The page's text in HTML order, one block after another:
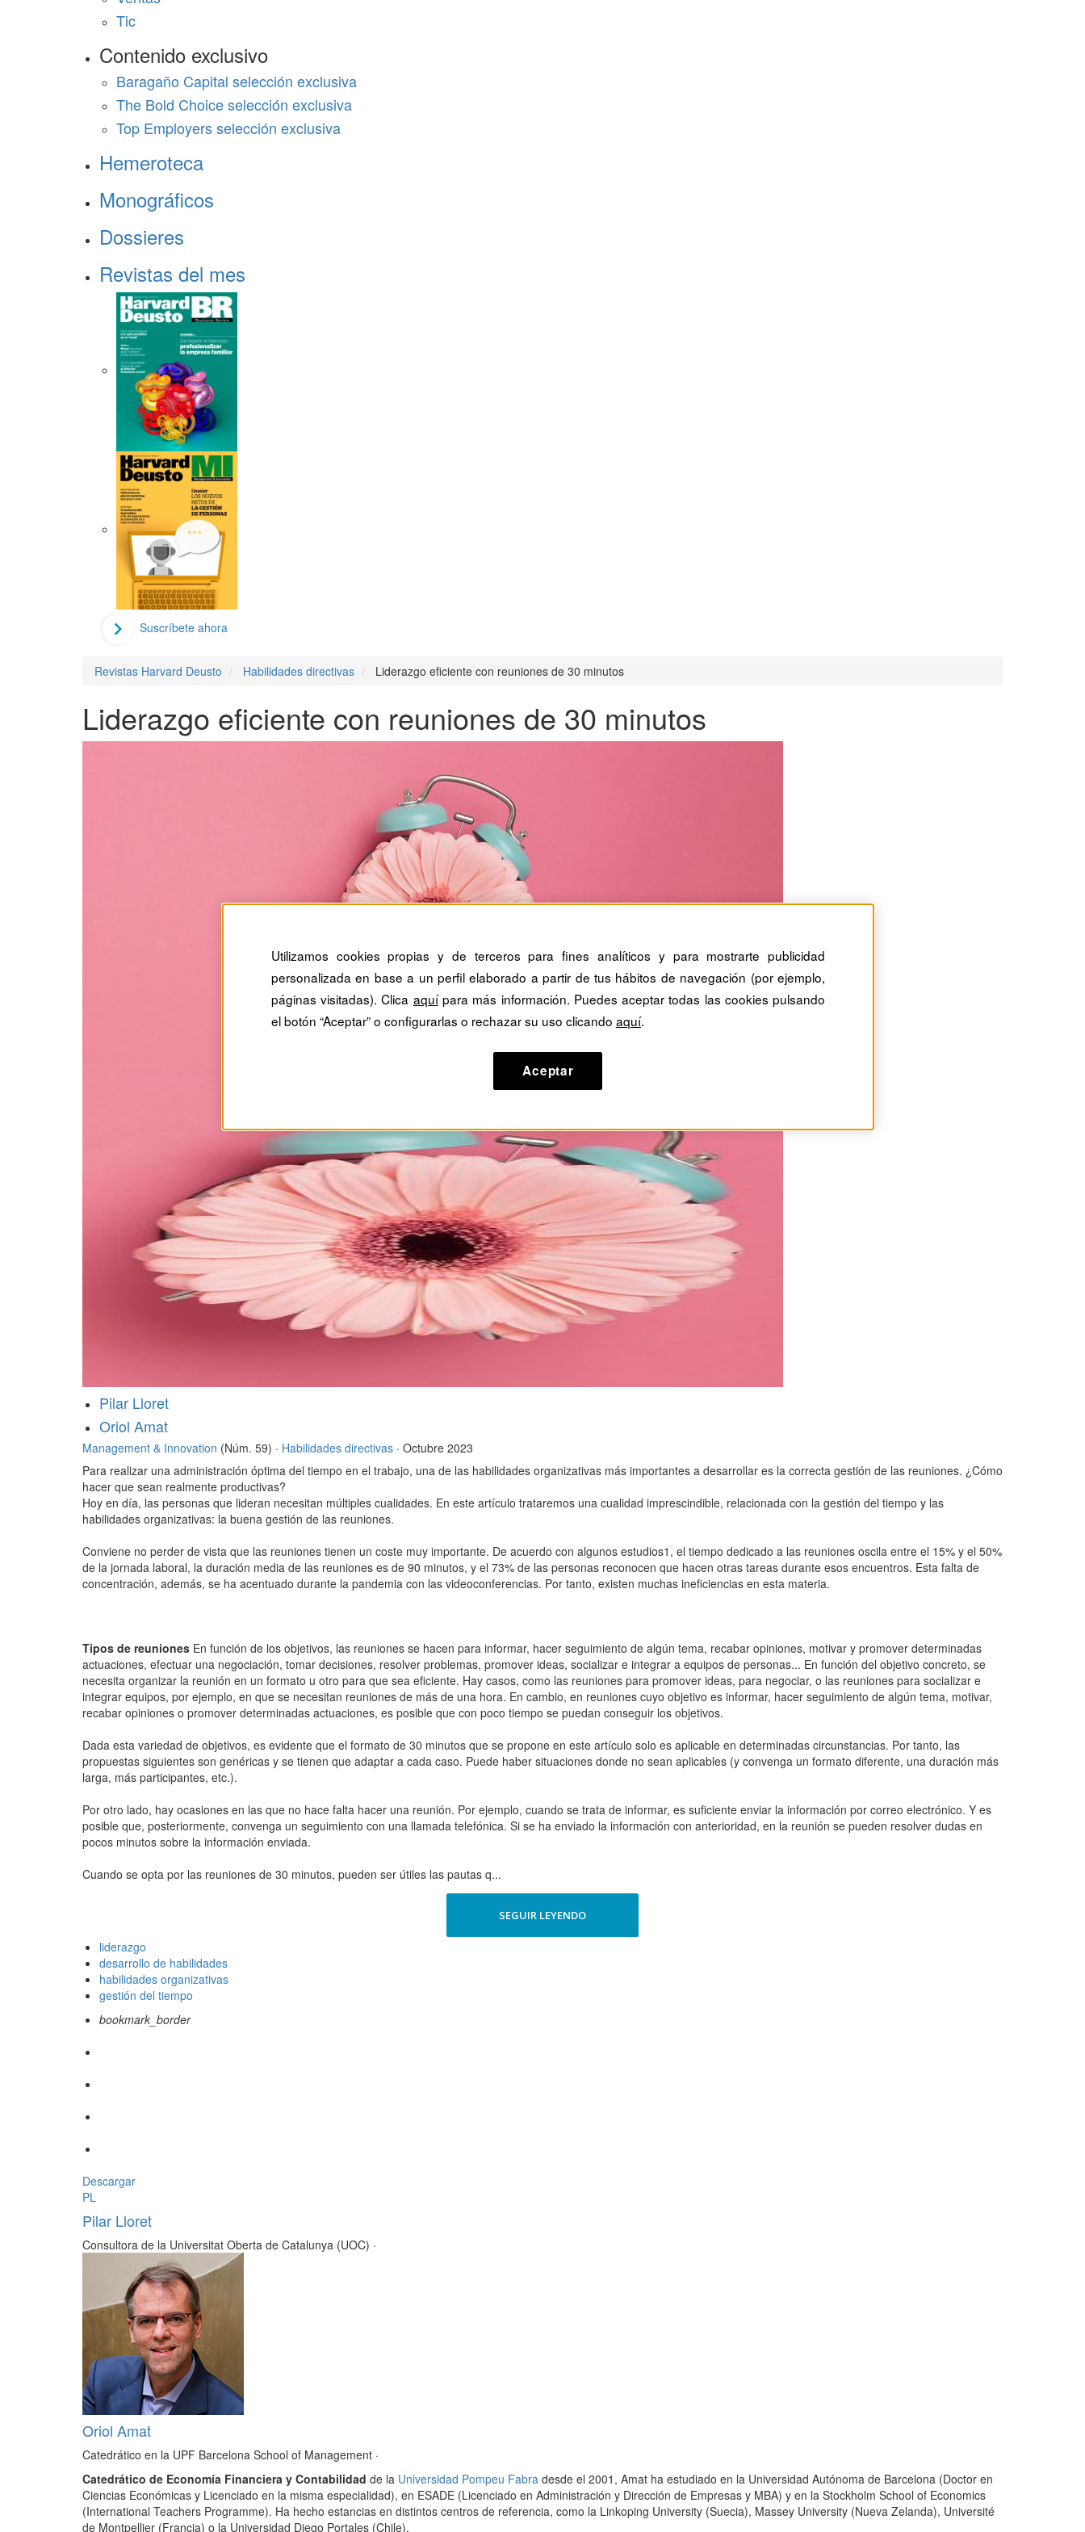
Tic
Contenido exclusivo
Baragaño Capital selección exclusiva
The Bold Choice selección exclusiva
Top Employers selección exclusiva
Hemeroteca
Monográficos
Dossieres
Revistas del mes
Suscríbete ahora
Revistas Harvard Deusto Habilidades directivas Liderazgo eficiente con reuniones de 30 minutos
Liderazgo eficiente con reuniones de 30 minutos
Pilar Lloret
Oriol Amat
Management & Innovation (Núm. 59) · Habilidades directivas · Octubre 2023
Para realizar una administración óptima del tiempo en el trabajo, una de las habilidades organizativas más importantes a desarrollar es la correcta gestión de las reuniones. ¿Cómo
hacer que sean realmente productivas?
Hoy en día, las personas que lideran necesitan múltiples cualidades. En este artículo trataremos una cualidad imprescindible, relacionada con la gestión del tiempo y las
habilidades organizativas: la buena gestión de las reuniones.
Conviene no perder de vista que las reuniones tienen un coste muy importante. De acuerdo con algunos estudios1, el tiempo dedicado a las reuniones oscila entre el 15% y el 50%
de la jornada laboral, la duración media de las reuniones es de 90 minutos, y el 73% de las personas reconocen que hacen otras tareas durante esos encuentros. Esta falta de
concentración, además, se ha acentuado durante la pandemia con las videoconferencias. Por tanto, existen muchas ineficiencias en esta materia.
Tipos de reuniones En función de los objetivos, las reuniones se hacen para informar, hacer seguimiento de algún tema, recabar opiniones, motivar y promover determinadas
actuaciones, efectuar una negociación, tomar decisiones, resolver problemas, promover ideas, socializar e integrar a equipos de personas... En función del objetivo concreto, se
necesita organizar la reunión en un formato u otro para que sea eficiente. Hay casos, como las reuniones para promover ideas, para negociar, o las reuniones para socializar e
integrar equipos, por ejemplo, en que se necesitan reuniones de más de una hora. En cambio, en reuniones cuyo objetivo es informar, hacer seguimiento de algún tema, motivar,
recabar opiniones o promover determinadas actuaciones, es posible que con poco tiempo se puedan conseguir los objetivos.
Dada esta variedad de objetivos, es evidente que el formato de 30 minutos que se propone en este artículo solo es aplicable en determinadas circunstancias. Por tanto, las
propuestas siguientes son genéricas y se tienen que adaptar a cada caso. Puede haber situaciones donde no sean aplicables (y convenga un formato diferente, una duración más
larga, más participantes, etc.).
Por otro lado, hay ocasiones en las que no hace falta hacer una reunión. Por ejemplo, cuando se trata de informar, es suficiente enviar la información por correo electrónico. Y es
posible que, posteriormente, convenga un seguimiento con una llamada telefónica. Si se ha enviado la información con anterioridad, en la reunión se pueden resolver dudas en
pocos minutos sobre la información enviada.
Cuando se opta por las reuniones de 30 minutos, pueden ser útiles las pautas q...
SEGUIR LEYENDO
liderazgo
desarrollo de habilidades
habilidades organizativas
gestión del tiempo
bookmark_border
Descargar
PL
Pilar Lloret
Consultora de la Universitat Oberta de Catalunya (UOC) ·
Oriol Amat
Catedrático en la UPF Barcelona School of Management ·
Catedrático de Economía Financiera y Contabilidad de la Universidad Pompeu Fabra desde el 2001, Amat ha estudiado en la Universidad Autónoma de Barcelona (Doctor en
Ciencias Económicas y Licenciado en la misma especialidad), en ESADE (Licenciado en Administración y Dirección de Empresas y MBA) y en la Stockholm School of Economics
(International Teachers Programme). Ha hecho estancias en distintos centros de referencia, como la Linkoping University (Suecia), Massey University (Nueva Zelanda), Université
de Montpellier (Francia) o la Universidad Diego Portales (Chile).
Utilizamos cookies propias y de terceros para fines analíticos y para mostrarte publicidad
personalizada en base a un perfil elaborado a partir de tus hábitos de navegación (por ejemplo,
páginas visitadas). Clica aquípara más información. Puedes aceptar todas las cookies pulsando
el botón “Aceptar” o configurarlas o rechazar su uso clicando aquí.
Aceptar